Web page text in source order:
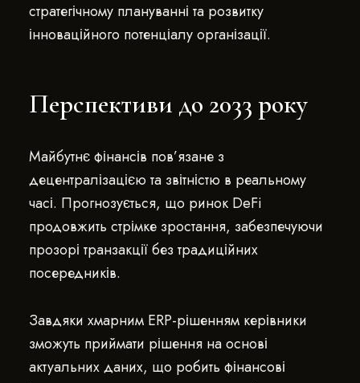
стратегічному плануванні та розвитку
інноваційного потенціалу організації.
Перспективи до 2033 року
Майбутнє фінансів пов’язане з
децентралізацією та звітністю в реальному
часі. Прогнозується, що ринок DeFi
продовжить стрімке зростання, забезпечуючи
прозорі транзакції без традиційних
посередників.
Завдяки хмарним ERP-рішенням керівники
зможуть приймати рішення на основі
актуальних даних, що робить фінансові